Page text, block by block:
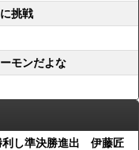
挑戦
モンだよな
利し準決勝進出 伊藤匠